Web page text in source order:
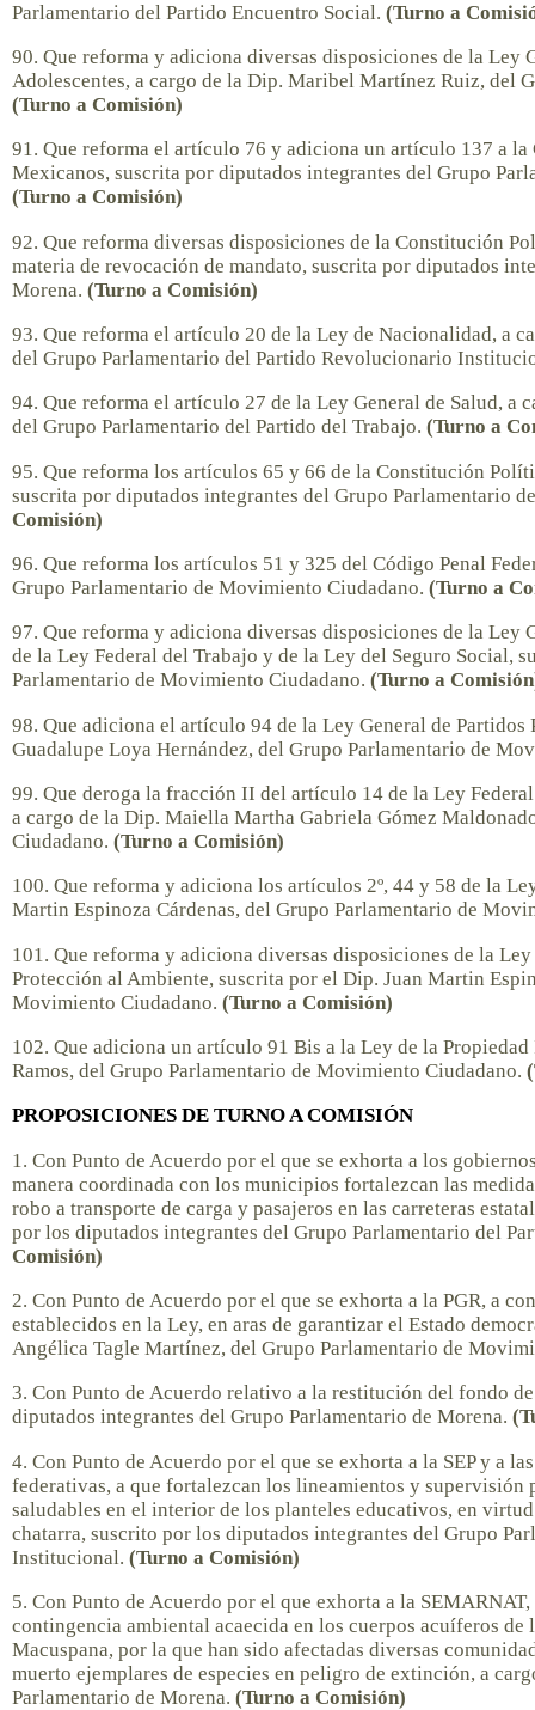
Parlamentario del Partido Encuentro Social. (Turno a
90. Que reforma y adiciona diversas disposiciones de la Ley
Adolescentes, a cargo de la Dip. Maribel Martínez Ruiz, del
(Turno a Comisión)
91. Que reforma el artículo 76 y adiciona un artículo 137 a
Mexicanos, suscrita por diputados integrantes del Grupo
(Turno a Comisión)
92. Que reforma diversas disposiciones de la Constitución
materia de revocación de mandato, suscrita por diputados
Morena. (Turno a Comisión)
93. Que reforma el artículo 20 de la Ley de Nacionalidad, a
del Grupo Parlamentario del Partido Revolucionario
94. Que reforma el artículo 27 de la Ley General de Salud, a
del Grupo Parlamentario del Partido del Trabajo. (Turno a
95. Que reforma los artículos 65 y 66 de la Constitución
suscrita por diputados integrantes del Grupo Parlamentario
Comisión)
96. Que reforma los artículos 51 y 325 del Código Penal
Grupo Parlamentario de Movimiento Ciudadano. (Turno a
97. Que reforma y adiciona diversas disposiciones de la Ley
de la Ley Federal del Trabajo y de la Ley del Seguro Social,
Parlamentario de Movimiento Ciudadano. (Turno a
98. Que adiciona el artículo 94 de la Ley General de
Guadalupe Loya Hernández, del Grupo Parlamentario de
99. Que deroga la fracción II del artículo 14 de la Ley
a cargo de la Dip. Maiella Martha Gabriela Gómez
Ciudadano. (Turno a Comisión)
100. Que reforma y adiciona los artículos 2º, 44 y 58 de la
Martin Espinoza Cárdenas, del Grupo Parlamentario de
101. Que reforma y adiciona diversas disposiciones de la
Protección al Ambiente, suscrita por el Dip. Juan Martin
Movimiento Ciudadano. (Turno a Comisión)
102. Que adiciona un artículo 91 Bis a la Ley de la
Ramos, del Grupo Parlamentario de Movimiento Ciudadano.
PROPOSICIONES DE TURNO A COMISIÓN
1. Con Punto de Acuerdo por el que se exhorta a los
manera coordinada con los municipios fortalezcan las
robo a transporte de carga y pasajeros en las carreteras
por los diputados integrantes del Grupo Parlamentario del
Comisión)
2. Con Punto de Acuerdo por el que se exhorta a la PGR, a
establecidos en la Ley, en aras de garantizar el Estado
Angélica Tagle Martínez, del Grupo Parlamentario de
3. Con Punto de Acuerdo relativo a la restitución del fondo
diputados integrantes del Grupo Parlamentario de Morena.
4. Con Punto de Acuerdo por el que se exhorta a la SEP y a
federativas, a que fortalezcan los lineamientos y supervisión
saludables en el interior de los planteles educativos, en
chatarra, suscrito por los diputados integrantes del Grupo
Institucional. (Turno a Comisión)
5. Con Punto de Acuerdo por el que exhorta a la
contingencia ambiental acaecida en los cuerpos acuíferos
Macuspana, por la que han sido afectadas diversas
muerto ejemplares de especies en peligro de extinción, a
Parlamentario de Morena. (Turno a Comisión)